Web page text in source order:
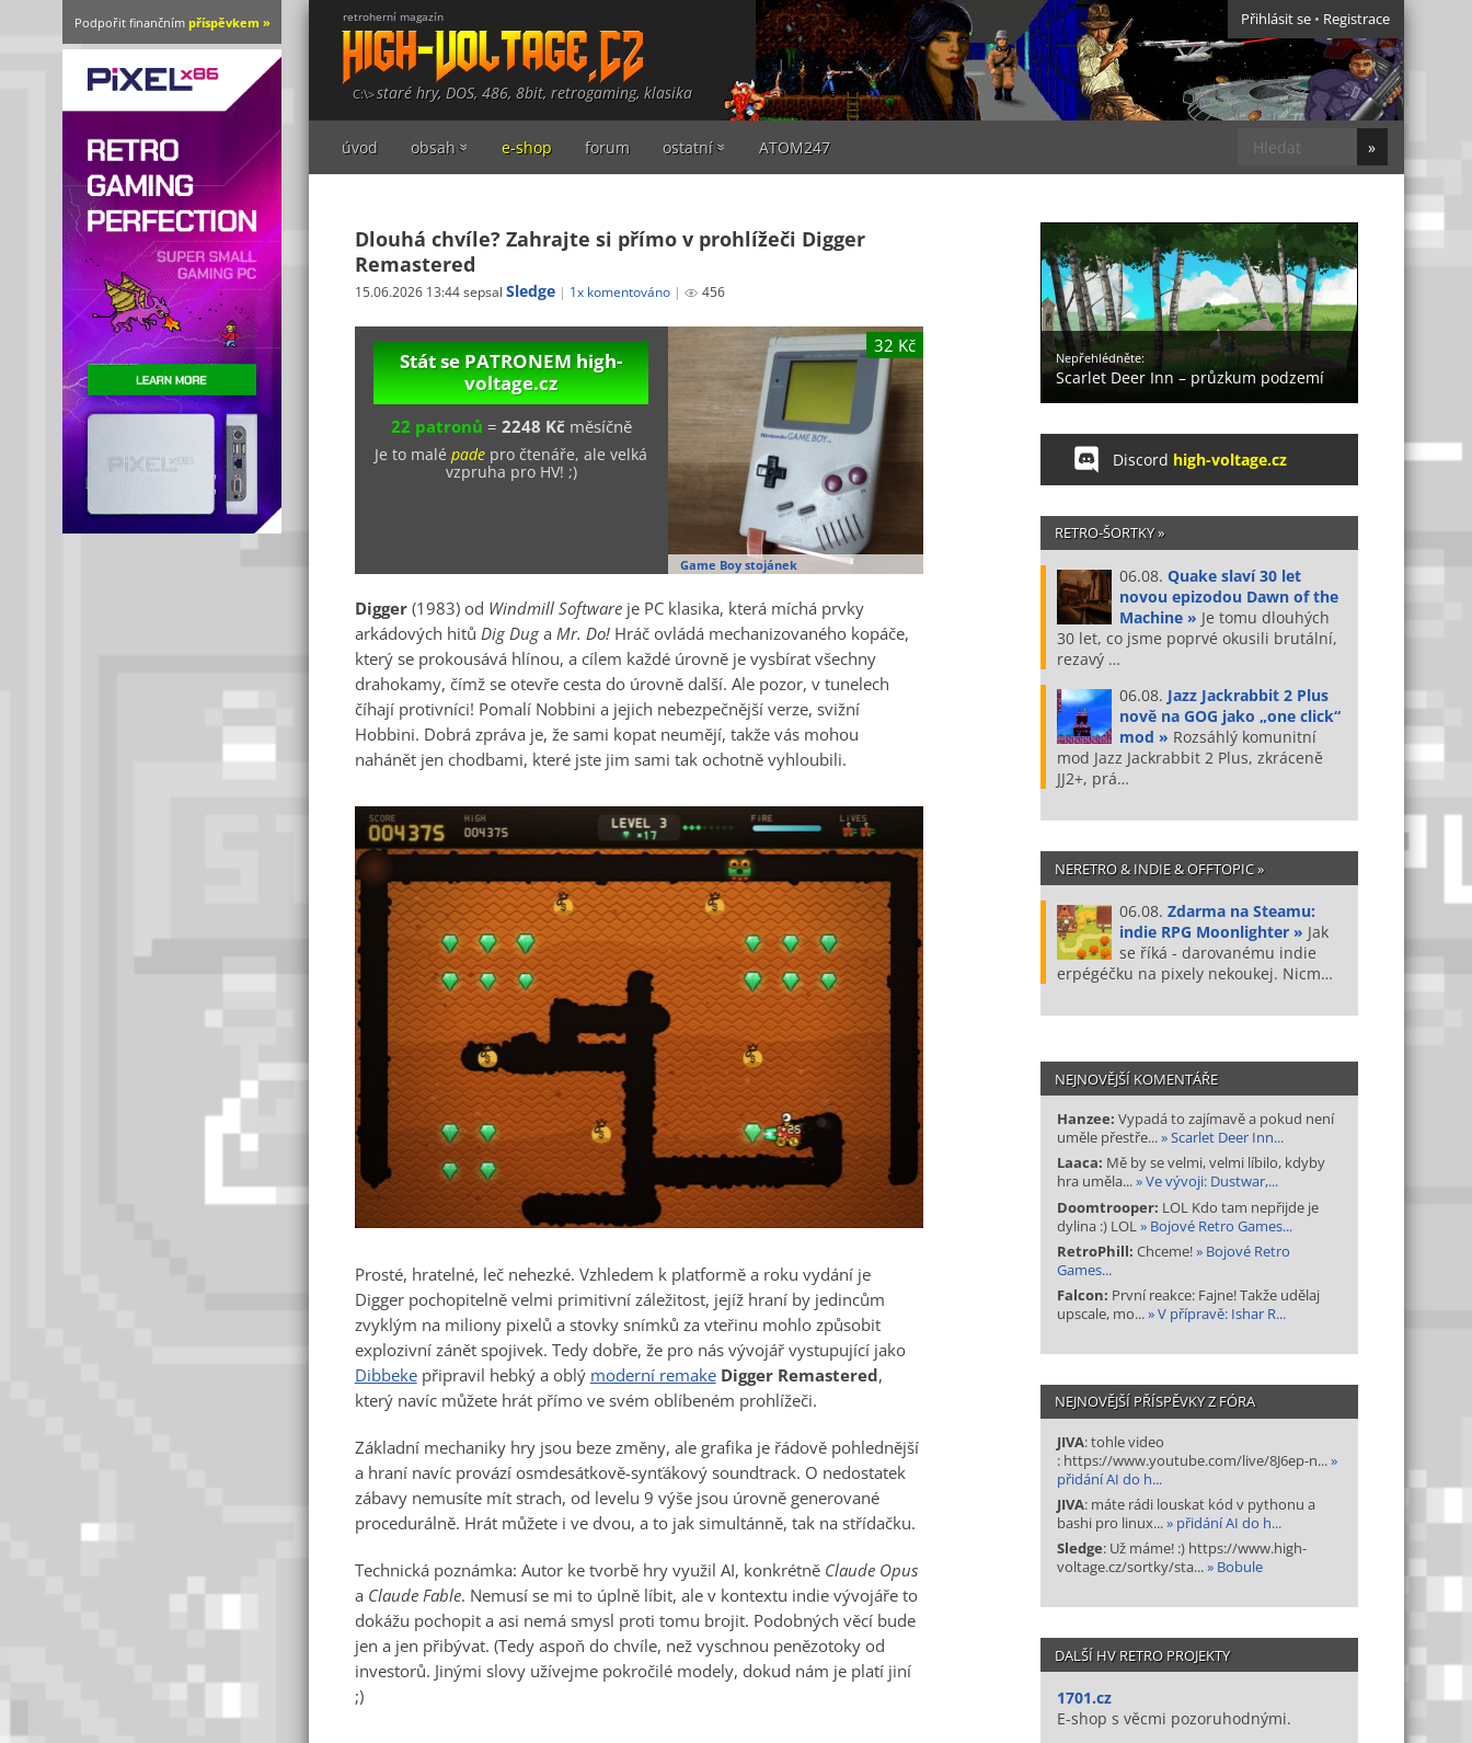
retroherní magazín
staré hry, DOS, 486, 8bit, retrogaming, klasika
Přihlásit se • Registrace
úvod obsah e-shop forum ostatní ATOM247
Dlouhá chvíle? Zahrajte si přímo v prohlížeči Digger
Remastered
15.06.2026 13:44 sepsal Sledge 1x komentováno 456
Stát se PATRONEMhigh-
voltage.cz
22 patronů = 2248 Kčměsíčně
Je to malépade pro čtenáře, ale velká
vzpruha pro HV! ;)
32 Kč
Game Boy stojánek
Digger(1983) od Windmill Softwareje PC klasika, která míchá prvky
arkádových hitů Dig Duga Mr. Do!Hráč ovládá mechanizovaného kopáče,
který se prokousává hlínou, a cílem každé úrovně je vysbírat všechny
drahokamy, čímž se otevře cesta do úrovně další. Ale pozor, v tunelech
číhají protivníci! Pomalí Nobbini a jejich nebezpečnější verze, svižní
Hobbini. Dobrá zpráva je, že sami kopat neumějí, takže vás mohou
nahánět jen chodbami, které jste jim sami tak ochotně vyhloubili.
Prosté, hratelné, leč nehezké. Vzhledem k platformě a roku vydání je
Digger pochopitelně velmi primitivní záležitost, jejíž hraní by jedincům
zvyklým na miliony pixelů a stovky snímků za vteřinu mohlo způsobit
explozivní zánět spojivek. Tedy dobře, že pro nás vývojář vystupující jako
Dibbekepřipravil hebký a oblý moderní remake Digger Remastered,
který navíc můžete hrát přímo ve svém oblíbeném prohlížeči.
Základní mechaniky hry jsou beze změny, ale grafika je řádově pohlednější
a hraní navíc provází osmdesátkově-synťákový soundtrack. O nedostatek
zábavy nemusíte mít strach, od levelu 9 výše jsou úrovně generované
procedurálně. Hrát můžete i ve dvou, a to jak simultánně, tak na střídačku.
Technická poznámka: Autor ke tvorbě hry využil AI, konkrétně Claude Opus
a Claude Fable. Nemusí se mi to úplně líbit, ale v kontextu indie vývojáře to
dokážu pochopit a asi nemá smysl proti tomu brojit. Podobných věcí bude
jen a jen přibývat. (Tedy aspoň do chvíle, než vyschnou penězotoky od
investorů. Jinými slovy užívejme pokročilé modely, dokud nám je platí jiní
;)
Nepřehlédněte:
Scarlet Deer Inn – průzkum podzemí
Discord high-voltage.cz
RETRO-ŠORTKY »
06.08. Quake slaví 30 let
novou epizodou Dawn of the
Machine » Je tomu dlouhých
30 let, co jsme poprvé okusili brutální,
rezavý …
06.08. Jazz Jackrabbit 2 Plus
nově na GOG jako „one click“
mod » Rozsáhlý komunitní
mod Jazz Jackrabbit 2 Plus, zkráceně
JJ2+, prá…
NERETRO & INDIE & OFFTOPIC »
06.08. Zdarma na Steamu:
indie RPG Moonlighter » Jak
se říká - darovanému indie
erpégéčku na pixely nekoukej. Nicm…
NEJNOVĚJŠÍ KOMENTÁŘE
Hanzee: Vypadá to zajímavě a pokud není
uměle přestře...» Scarlet Deer Inn...
Laaca: Mě by se velmi, velmi líbilo, kdyby
hra uměla...» Ve vývoji: Dustwar,...
Doomtrooper: LOL Kdo tam nepřijde je
dylina :) LOL» Bojové Retro Games...
RetroPhill: Chceme!» Bojové Retro
Games...
Falcon: První reakce: Fajne! Takže udělaj
upscale, mo...» V přípravě: Ishar R...
NEJNOVĚJŠÍ PŘÍSPĚVKY Z FÓRA
JIVA: tohle video
: https://www.youtube.com/live/8J6ep-n...»
přidání AI do h...
JIVA: máte rádi louskat kód v pythonu a
bashi pro linux...» přidání AI do h...
Sledge: Už máme! :) https://www.high-
voltage.cz/sortky/sta...» Bobule
DALŠÍ HV RETRO PROJEKTY
1701.cz
E-shop s věcmi pozoruhodnými.
Podpořit finančním příspěvkem »